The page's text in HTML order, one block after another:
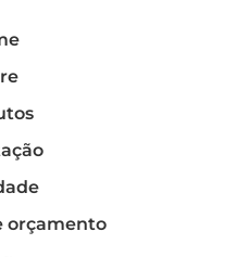
orçamento